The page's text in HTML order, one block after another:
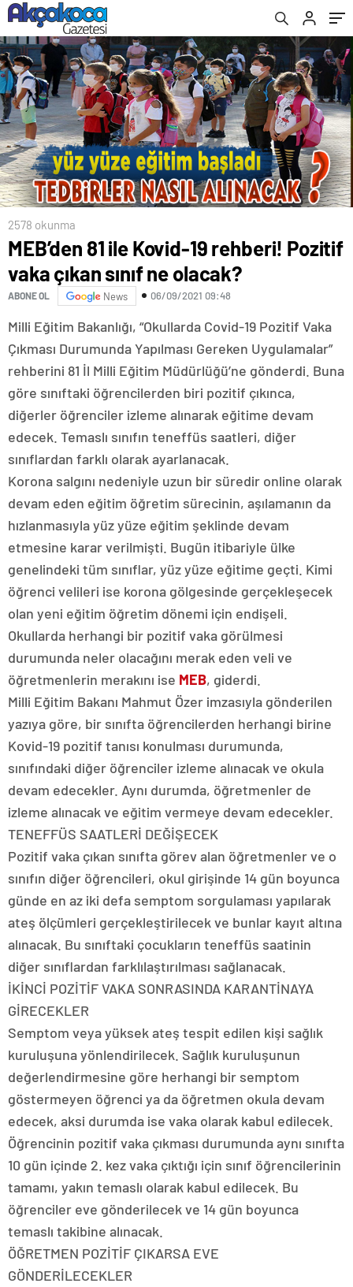
2578 okunma
MEB’den 81 ile Kovid-19 rehberi! Pozitif
vaka çıkan sınıf ne olacak?
ABONE OL News 06/09/2021 09:48
Milli Eğitim Bakanlığı, “Okullarda Covid-19 Pozitif Vaka
Çıkması Durumunda Yapılması Gereken Uygulamalar”
rehberini 81 İl Milli Eğitim Müdürlüğü’ne gönderdi. Buna
göre sınıftaki öğrencilerden biri pozitif çıkınca,
diğerler öğrenciler izleme alınarak eğitime devam
edecek. Temaslı sınıfın teneffüs saatleri, diğer
sınıflardan farklı olarak ayarlanacak.
Korona salgını nedeniyle uzun bir süredir online olarak
devam eden eğitim öğretim sürecinin, aşılamanın da
hızlanmasıyla yüz yüze eğitim şeklinde devam
etmesine karar verilmişti. Bugün itibariyle ülke
genelindeki tüm sınıflar, yüz yüze eğitime geçti. Kimi
öğrenci velileri ise korona gölgesinde gerçekleşecek
olan yeni eğitim öğretim dönemi için endişeli.
Okullarda herhangi bir pozitif vaka görülmesi
durumunda neler olacağını merak eden veli ve
öğretmenlerin merakını ise MEB, giderdi.
Milli Eğitim Bakanı Mahmut Özer imzasıyla gönderilen
yazıya göre, bir sınıfta öğrencilerden herhangi birine
Kovid-19 pozitif tanısı konulması durumunda,
sınıfındaki diğer öğrenciler izleme alınacak ve okula
devam edecekler. Aynı durumda, öğretmenler de
izleme alınacak ve eğitim vermeye devam edecekler.
TENEFFÜS SAATLERİ DEĞİŞECEK
Pozitif vaka çıkan sınıfta görev alan öğretmenler ve o
sınıfın diğer öğrencileri, okul girişinde 14 gün boyunca
günde en az iki defa semptom sorgulaması yapılarak
ateş ölçümleri gerçekleştirilecek ve bunlar kayıt altına
alınacak. Bu sınıftaki çocukların teneffüs saatinin
diğer sınıflardan farklılaştırılması sağlanacak.
İKİNCİ POZİTİF VAKA SONRASINDA KARANTİNAYA
GİRECEKLER
Semptom veya yüksek ateş tespit edilen kişi sağlık
kuruluşuna yönlendirilecek. Sağlık kuruluşunun
değerlendirmesine göre herhangi bir semptom
göstermeyen öğrenci ya da öğretmen okula devam
edecek, aksi durumda ise vaka olarak kabul edilecek.
Öğrencinin pozitif vaka çıkması durumunda aynı sınıfta
10 gün içinde 2. kez vaka çıktığı için sınıf öğrencilerinin
tamamı, yakın temaslı olarak kabul edilecek. Bu
öğrenciler eve gönderilecek ve 14 gün boyunca
temaslı takibine alınacak.
ÖĞRETMEN POZİTİF ÇIKARSA EVE
GÖNDERİLECEKLER